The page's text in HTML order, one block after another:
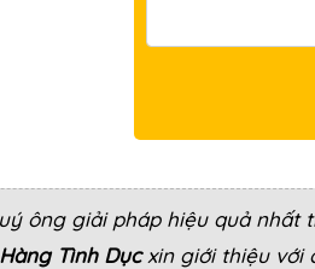
ông giải pháp hiệu quả nhất
Tình Dụcxin giới thiệu với